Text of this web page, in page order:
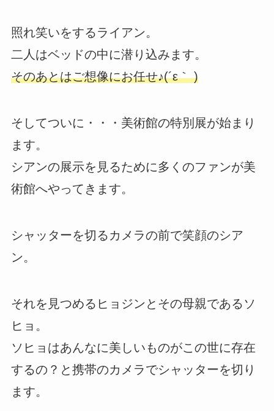
照れ笑いをするライアン。
二人はベッドの中に潜り込みます。
そのあとはご想像にお任せ♪(´ε｀ )
そしてついに・・・美術館の特別展が始まり
ます。
シアンの展示を見るために多くのファンが美
術館へやってきます。
シャッターを切るカメラの前で笑顔のシア
ン。
それを見つめるヒョジンとその母親であるソ
ヒョ。
ソヒョはあんなに美しいものがこの世に存在
するの？と携帯のカメラでシャッターを切り
ます。